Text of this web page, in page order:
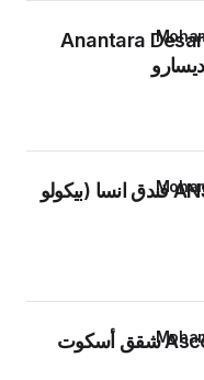
Anantara
ANSA Kuala Lumpur فندق انسا (بيكولو
Ascott Kuala Lumpur شقق أسكوت